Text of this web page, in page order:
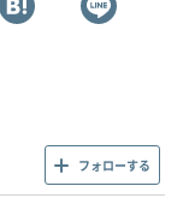
フォローする